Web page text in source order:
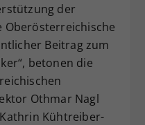
der
Oberösterreichische
Beitrag zum
betonen die
Othmar Nagl
Kühtreiber-